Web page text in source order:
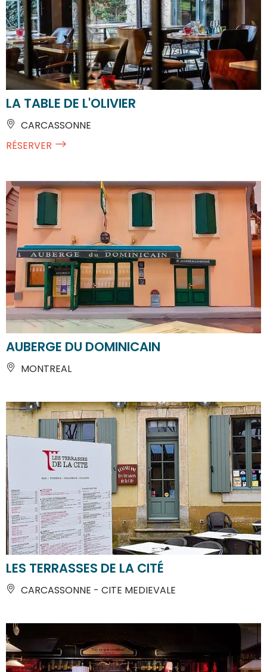
LA TABLE DE L'OLIVIER
CARCASSONNE
RÉSERVER
AUBERGE DU DOMINICAIN
MONTREAL
LES TERRASSES DE LA CITÉ
CARCASSONNE - CITE MEDIEVALE